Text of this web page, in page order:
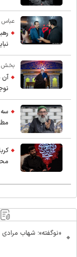
عباس
بخش
آن
اسلام
سه
«نوگفته»؛ شهاب مرادی